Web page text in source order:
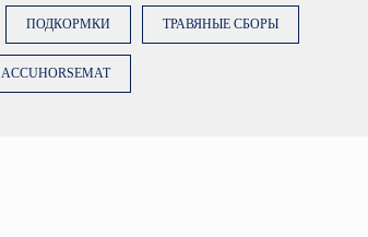
ПОДКОРМКИ ТРАВЯНЫЕ СБОРЫ
ACCUHORSEMAT